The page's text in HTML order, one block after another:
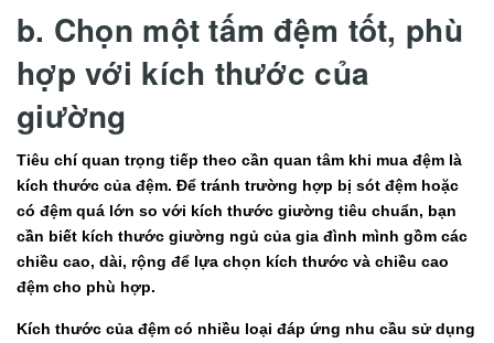
b. Chọn một tấm đệm tốt, phù
hợp với kích thước của
giường
Tiêu chí quan trọng tiếp theo cần quan tâm khi mua đệm là
kích thước của đệm. Để tránh trường hợp bị sót đệm hoặc
có đệm quá lớn so với kích thước giường tiêu chuẩn, bạn
cần biết kích thước giường ngủ của gia đình mình gồm các
chiều cao, dài, rộng để lựa chọn kích thước và chiều cao
đệm cho phù hợp.
Kích thước của đệm có nhiều loại đáp ứng nhu cầu sử dụng